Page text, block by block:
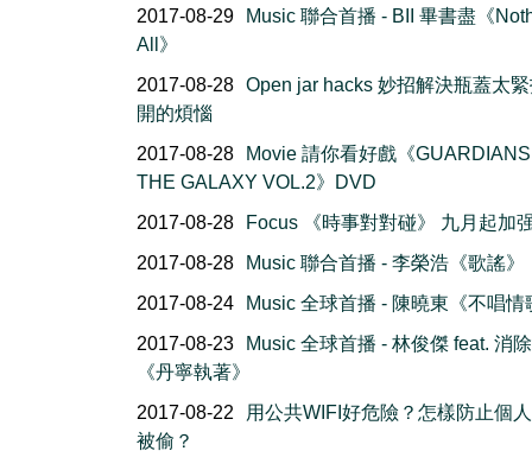
2017-08-29
Music 聯合首播 - BII 畢書盡《
All》
2017-08-28 Open jar hacks 妙招解決瓶蓋太
開的煩惱
2017-08-28
Movie 請你看好戲《
THE GALAXY VOL.2》DVD
2017-08-28
Focus 《時事對對碰》 九月起加
2017-08-28
Music 聯合首播 - 李榮浩《歌謠》
2017-08-24
Music 全球首播 - 陳曉東《不唱情
2017-08-23
Music 全球首播 - 林俊傑 feat. 消
《丹寧執著》
2017-08-22
用公共WIFI好危險？怎樣防止個
被偷？